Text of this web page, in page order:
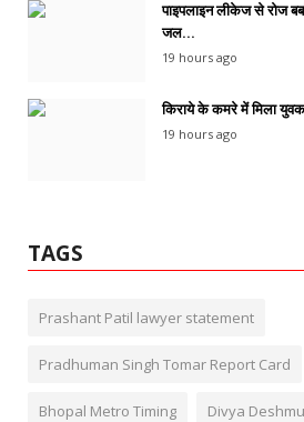
पाइपलाइन लीकेज से रोज
जल...
19 hours ago
किराये के कमरे में मिला युवक
19 hours ago
TAGS
Prashant Patil lawyer statement
Pradhuman Singh Tomar Report Card
Bhopal Metro Timing Divya